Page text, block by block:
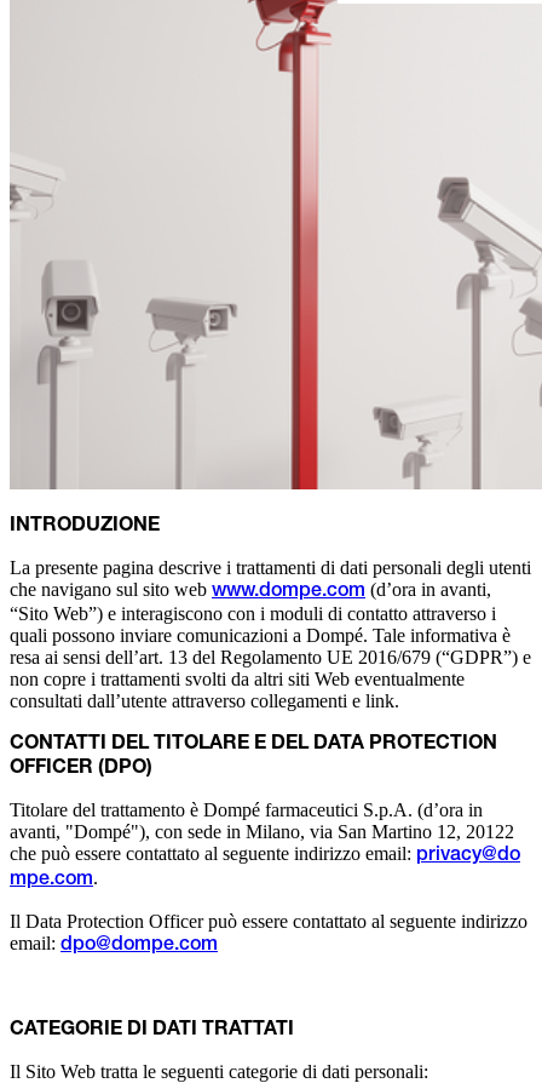
INTRODUZIONE
La presente pagina descrive i trattamenti di dati personali degli utenti
che navigano sul sito web www.dompe.com (d’ora in avanti,
“Sito Web”) e interagiscono con i moduli di contatto attraverso i
quali possono inviare comunicazioni a Dompé. Tale informativa è
resa ai sensi dell’art. 13 del Regolamento UE 2016/679 (“GDPR”) e
non copre i trattamenti svolti da altri siti Web eventualmente
consultati dall’utente attraverso collegamenti e link.
CONTATTI DEL TITOLARE E DEL DATA PROTECTION
OFFICER (DPO)
Titolare del trattamento è Dompé farmaceutici S.p.A. (d’ora in
avanti, "Dompé"), con sede in Milano, via San Martino 12, 20122
che può essere contattato al seguente indirizzo email: privacy@do
mpe.com.
Il Data Protection Officer può essere contattato al seguente indirizzo
email: dpo@dompe.com
CATEGORIE DI DATI TRATTATI
Il Sito Web tratta le seguenti categorie di dati personali: